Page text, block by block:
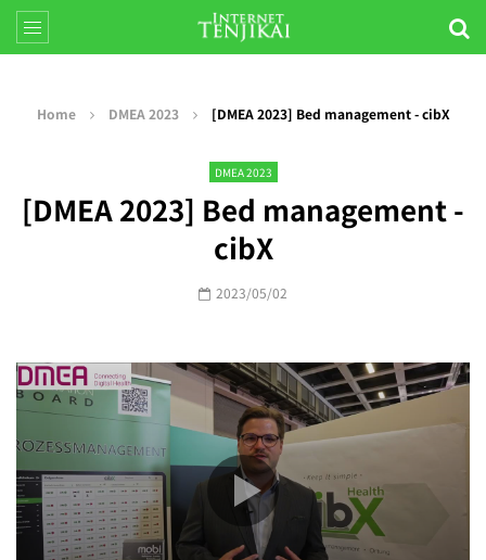
Home DMEA 2023 [DMEA 2023] Bed management - cibX
DMEA 2023
[DMEA 2023] Bed management -
cibX
2023/05/02